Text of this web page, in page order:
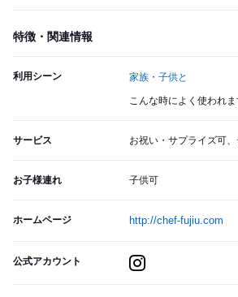
特徴・関連情報
利用シーン 家族・子供と
こんな時によく使われま
サービス お祝い・サプライズ可、
お子様連れ 子供可
ホームページ http://chef-fujiu.com
公式アカウント